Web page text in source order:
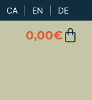
CA EN DE
0,00€